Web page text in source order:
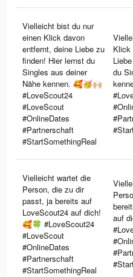
Vielleicht bist du nur
einen Klick davon
entfernt, deine Liebe zu
finden! Hier lernst du
Singles aus deiner
Nähe kennen. 🥰🥳🙌🏼
#LoveScout24
#LoveScout
#OnlineDates
#Partnerschaft
#StartSomethingReal
Klick
du
Vielleicht wartet die
Person, die zu dir
passt, ja bereits auf
LoveScout24 auf dich!
🥰🍀 #LoveScout24
#LoveScout
#OnlineDates
#Partnerschaft
#StartSomethingReal
auf